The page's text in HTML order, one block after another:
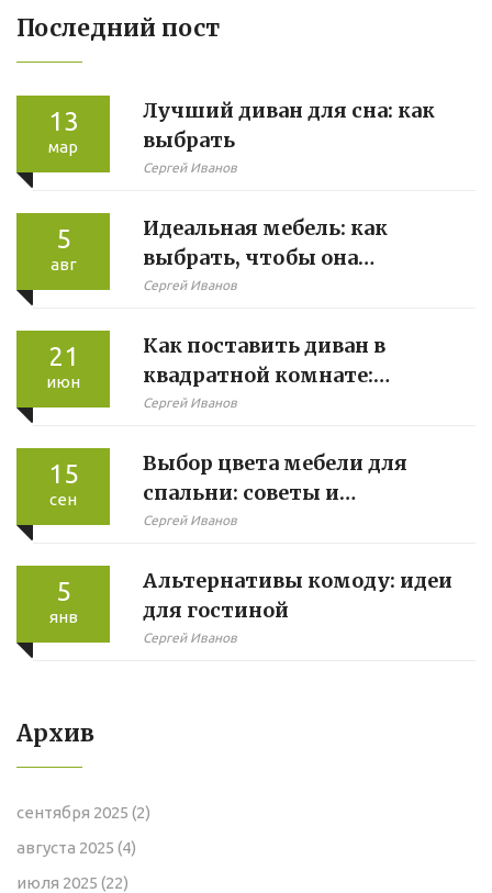
Последний пост
13
мар
Лучший диван для сна: как
выбрать
Сергей Иванов
5
авг
Идеальная мебель: как
выбрать, чтобы она
соответствовала вашему
Сергей Иванов
21
июн
Как поставить диван в
квадратной комнате:
простые решения
Сергей Иванов
15
сен
Выбор цвета мебели для
спальни: советы и
рекомендации
Сергей Иванов
5
янв
Альтернативы комоду: идеи
для гостиной
Сергей Иванов
Архив
сентября 2025 (2)
августа 2025 (4)
июля 2025 (22)